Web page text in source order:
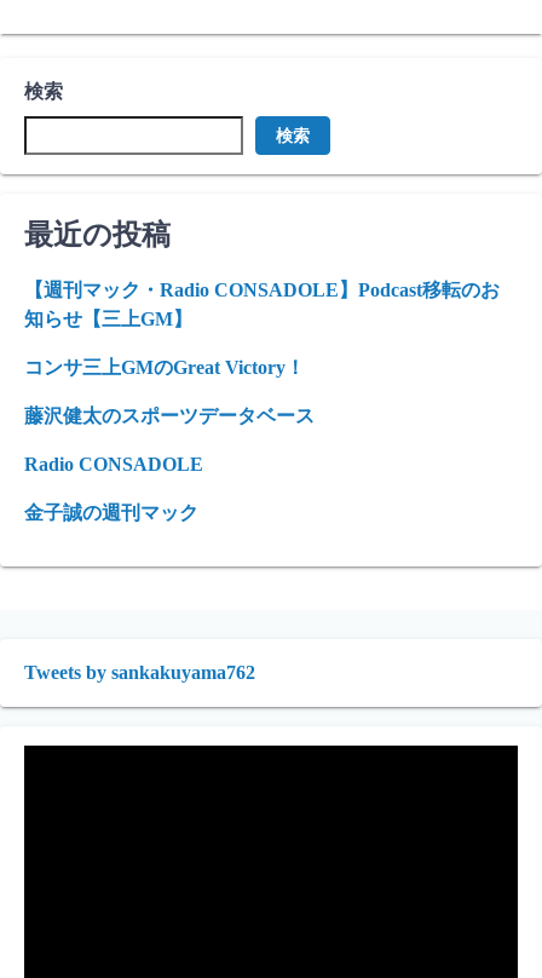
検索
検索
最近の投稿
【週刊マック・Radio CONSADOLE】Podcast移転のお
知らせ【三上GM】
コンサ三上GMのGreat Victory！
藤沢健太のスポーツデータベース
Radio CONSADOLE
金子誠の週刊マック
Tweets by sankakuyama762